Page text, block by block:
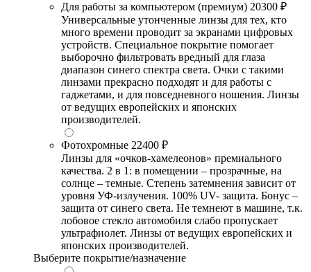
Для работы за компьютером (премиум) 20300 ₽
Универсальные утонченные линзы для тех, кто
много времени проводит за экранами цифровых
устройств. Специальное покрытие помогает
выборочно фильтровать вредный для глаза
диапазон синего спектра света. Очки с такими
линзами прекрасно подходят и для работы с
гаджетами, и для повседневного ношения. Линзы
от ведущих европейских и японских
производителей.
Фотохромные 22400 ₽
Линзы для «очков-хамелеонов» премиального
качества. 2 в 1: в помещении – прозрачные, на
солнце – темные. Степень затемнения зависит от
уровня УФ-излучения. 100% UV- защита. Бонус –
защита от синего света. Не темнеют в машине, т.к.
лобовое стекло автомобиля слабо пропускает
ультрафиолет. Линзы от ведущих европейских и
японских производителей.
Выберите покрытие/назначение